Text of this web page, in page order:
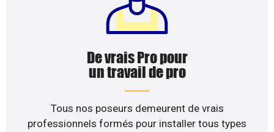
De vrais Pro pour
un travail de pro
Tous nos poseurs demeurent de vrais
professionnels formés pour installer tous types